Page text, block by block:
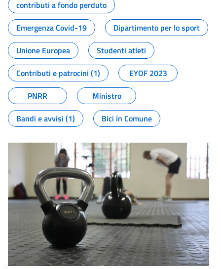
contributi a fondo perduto
Emergenza Covid-19
Dipartimento per lo sport
Unione Europea
Studenti atleti
Contributi e patrocini (1)
EYOF 2023
PNRR
Ministro
Bandi e avvisi (1)
Bici in Comune